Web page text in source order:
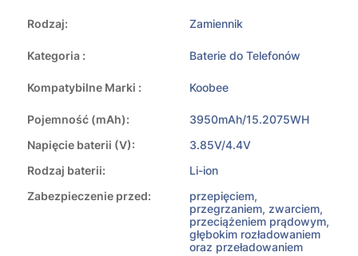
Rodzaj: Zamiennik
Kategoria : Baterie do Telefonów
Kompatybilne Marki : Koobee
Pojemność (mAh):
3950mAh/15.2075WH
Napięcie baterii (V):
3.85V/4.4V
Rodzaj baterii:
Li-ion
Zabezpieczenie przed:
przepięciem,
przegrzaniem, zwarciem,
przeciążeniem prądowym,
głębokim rozładowaniem
oraz przeładowaniem